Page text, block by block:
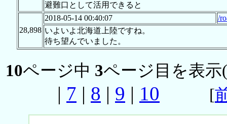
避難口として活用できると
28,898
2018-05-14 00:40:07
/
いよいよ北海道上陸ですね。
待ち望んでいました。
10ページ中 3ページ目を表示
| 7 | 8 | 9 | 10 [